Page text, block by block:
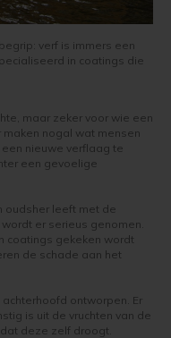
van Jotun
Jotun
Oxan
verf is immers een
in coatings die
maar zeker voor wie een
nogal wat mensen
nieuwe verflaag te
een gevoelige
oudsher leeft met de
er serieus genomen.
coatings gekeken wordt
de schade aan het
ontworpen. Er
is uit de vruchten van de
deze zelf droogt.